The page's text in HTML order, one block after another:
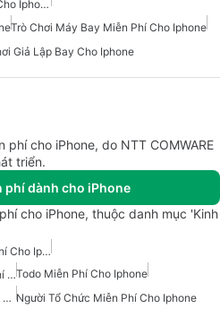
Trò Chơi Máy Tính Miễn Phí Cho Iphone
Trò Chơi Máy Bay Miễn Phí Cho Iphone
Giả Lập Bay Cho Iphone
phí cho iPhone, do NTT COMWARE
triển.
phí dành cho iPhone
cho iPhone, thuộc danh mục 'Kinh
Trình Theo Dõi Dự Án Miễn Phí Cho Iphone
Kế Toán Doanh Nghiệp Nhỏ Miễn Phí Cho IphoneTodo Miễn Phí Cho Iphone
Trình Theo Dõi Thời Gian Rảnh Miễn Phí Cho Iphone Người Tổ Chức Miễn Phí Cho Iphone